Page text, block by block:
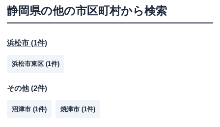
静岡県の他の市区町村から検索
浜松市 (1件)
浜松市東区 (1件)
その他(2件)
沼津市 (1件) 焼津市 (1件)